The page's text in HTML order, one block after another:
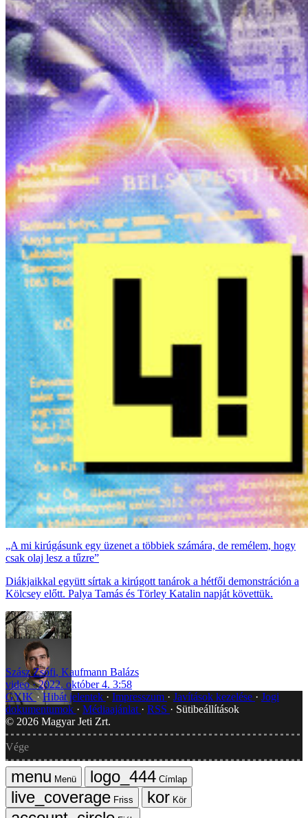
„A mi kirúgásunk egy üzenet a többiek számára, de remélem, hogy
csak olaj lesz a tűzre”
Diákjaikkal együtt sírtak a kirúgott tanárok a hétfői demonstráción a
Kölcsey előtt. Palya Tamás és Törley Katalin napját követtük.
Szász Zsófi, Kaufmann Balázs
video
2022. október 4. 3:58
GYIK
Hibát jelentek Impresszum Javítások kezelése
Jogi
dokumentumok
Médiaajánlat RSS
Sütibeállítások
© 2026 Magyar Jeti Zrt.
Vége
Menü
Címlap
Friss
Kör